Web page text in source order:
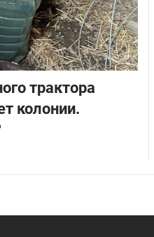
трактора
колонии.